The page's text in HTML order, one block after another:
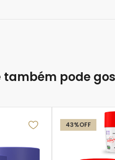
também pode
43%OFF